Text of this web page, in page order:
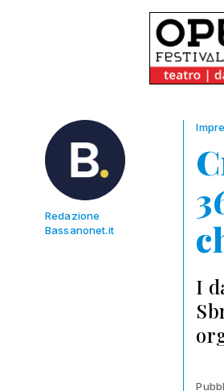
Redazione
Bassanonet.it
I